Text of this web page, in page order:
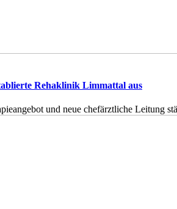
Rehaklinik Limmattal aus
und neue chefärztliche